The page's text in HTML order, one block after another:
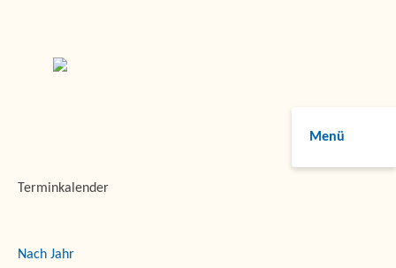
Menü
Terminkalender
Nach Jahr